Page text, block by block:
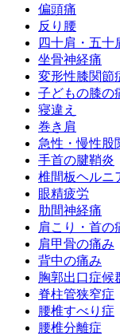
偏頭痛
反り腰
四十肩・五十
坐骨神経痛
変形性膝関節
子どもの膝の
寝違え
巻き肩
急性・慢性股
手首の腱鞘炎
椎間板ヘルニ
眼精疲労
肋間神経痛
肩こり・首の
肩甲骨の痛み
背中の痛み
胸郭出口症候
脊柱管狭窄症
腰椎すべり症
腰椎分離症